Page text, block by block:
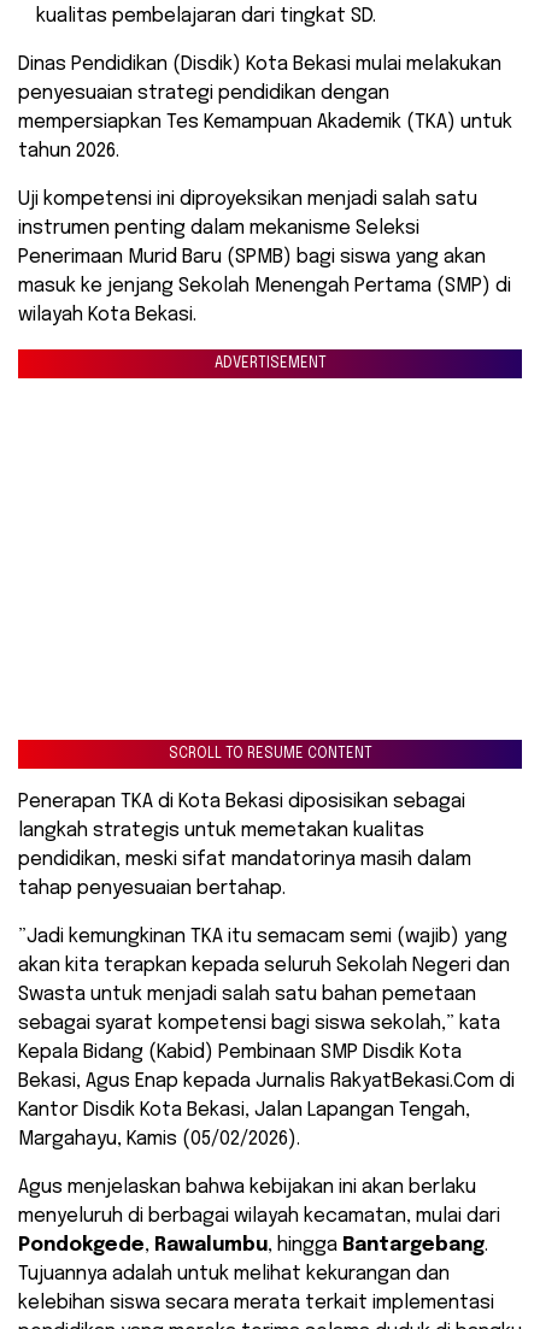
kualitas pembelajaran dari tingkat SD.
​Dinas Pendidikan (Disdik) Kota Bekasi mulai melakukan
penyesuaian strategi pendidikan dengan
mempersiapkan Tes Kemampuan Akademik (TKA) untuk
tahun 2026.
Uji kompetensi ini diproyeksikan menjadi salah satu
instrumen penting dalam mekanisme Seleksi
Penerimaan Murid Baru (SPMB) bagi siswa yang akan
masuk ke jenjang Sekolah Menengah Pertama (SMP) di
wilayah Kota Bekasi.
ADVERTISEMENT
SCROLL TO RESUME CONTENT
​Penerapan TKA di Kota Bekasi diposisikan sebagai
langkah strategis untuk memetakan kualitas
pendidikan, meski sifat mandatorinya masih dalam
tahap penyesuaian bertahap.
​”Jadi kemungkinan TKA itu semacam semi (wajib) yang
akan kita terapkan kepada seluruh Sekolah Negeri dan
Swasta untuk menjadi salah satu bahan pemetaan
sebagai syarat kompetensi bagi siswa sekolah,” kata
Kepala Bidang (Kabid) Pembinaan SMP Disdik Kota
Bekasi, Agus Enap kepada Jurnalis RakyatBekasi.Com di
Kantor Disdik Kota Bekasi, Jalan Lapangan Tengah,
Margahayu, Kamis (05/02/2026).
​Agus menjelaskan bahwa kebijakan ini akan berlaku
menyeluruh di berbagai wilayah kecamatan, mulai dari
Pondokgede, Rawalumbu, hingga Bantargebang.
Tujuannya adalah untuk melihat kekurangan dan
kelebihan siswa secara merata terkait implementasi